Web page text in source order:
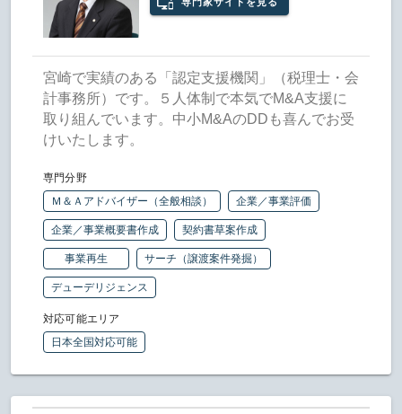
専門家サイトを見る
宮崎で実績のある「認定支援機関」（税理士・会
計事務所）です。５人体制で本気でM&A支援に
取り組んでいます。中小M&AのDDも喜んでお受
けいたします。
専門分野
Ｍ＆Ａアドバイザー（全般相談）
企業／事業評価
企業／事業概要書作成 契約書草案作成
事業再生 サーチ（譲渡案件発掘）
デューデリジェンス
対応可能エリア
日本全国対応可能